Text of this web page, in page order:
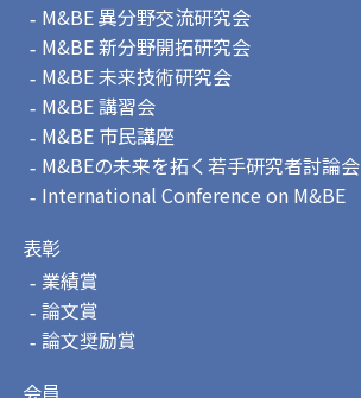
M&BE 異分野交流研究会
M&BE 新分野開拓研究会
M&BE 未来技術研究会
M&BE 講習会
M&BE 市民講座
M&BEの未来を拓く若手研究者討論会
International Conference on M&BE
表彰
業績賞
論文賞
論文奨励賞
会員